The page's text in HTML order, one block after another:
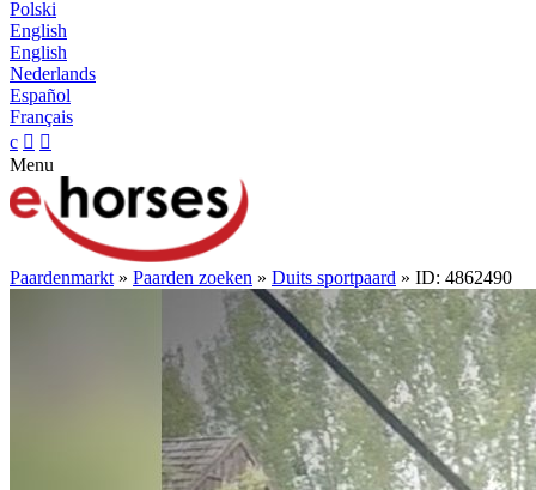
Polski
English
English
Nederlands
Español
Français
c  
Menu
Paardenmarkt » Paarden zoeken » Duits sportpaard » ID: 4862490